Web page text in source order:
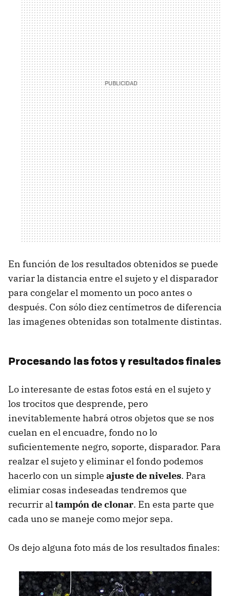
En función de los resultados obtenidos se puede
variar la distancia entre el sujeto y el disparador
para congelar el momento un poco antes o
después. Con sólo diez centímetros de diferencia
las imagenes obtenidas son totalmente distintas.
Procesando las fotos y resultados finales
Lo interesante de estas fotos está en el sujeto y
los trocitos que desprende, pero
inevitablemente habrá otros objetos que se nos
cuelan en el encuadre, fondo no lo
suficientemente negro, soporte, disparador. Para
realzar el sujeto y eliminar el fondo podemos
hacerlo con un simple ajuste de niveles. Para
elimiar cosas indeseadas tendremos que
recurrir altampón de clonar. En esta parte que
cada uno se maneje como mejor sepa.
Os dejo alguna foto más de los resultados finales: